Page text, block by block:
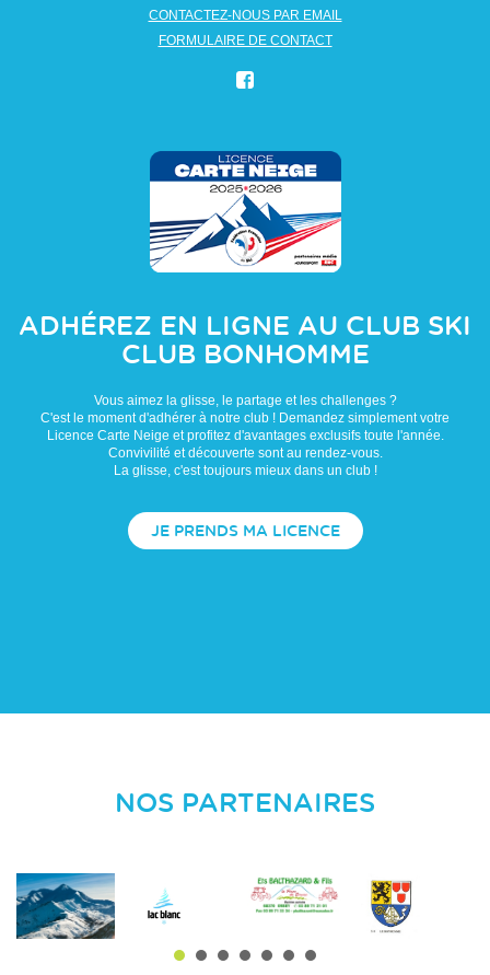
CONTACTEZ-NOUS PAR EMAIL
FORMULAIRE DE CONTACT
ADHÉREZ EN LIGNE AU CLUB SKI
CLUB BONHOMME
Vous aimez la glisse, le partage et les challenges ?
C'est le moment d'adhérer à notre club ! Demandez simplement votre
Licence Carte Neige et profitez d'avantages exclusifs toute l'année.
Convivilité et découverte sont au rendez-vous.
La glisse, c'est toujours mieux dans un club !
JE PRENDS MA LICENCE
NOS PARTENAIRES